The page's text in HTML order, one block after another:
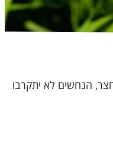
הנחשים לא יתקרבו